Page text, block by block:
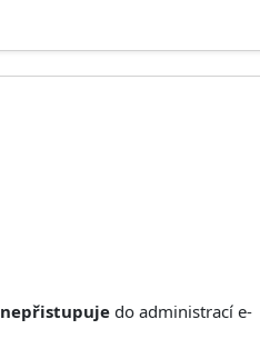
nepřistupuje do administrací e-